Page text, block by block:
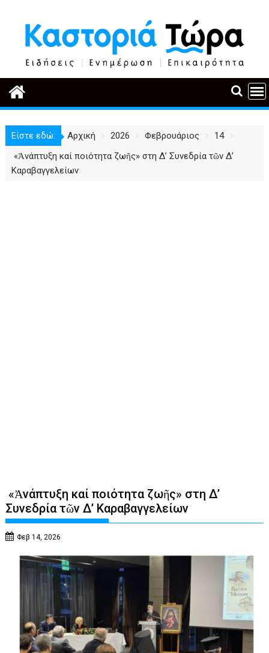
περιεχόμενο
Είστε εδώ: Αρχική 2026 Φεβρουάριος
14
«Ἀνάπτυξη καί ποιότητα ζωῆς» στη Δ’ Συνεδρία τῶν Δ’
Καραβαγγελείων
«Ἀνάπτυξη καί ποιότητα ζωῆς» στη Δ’
Συνεδρία τῶν Δ’ Καραβαγγελείων
Φεβ 14, 2026